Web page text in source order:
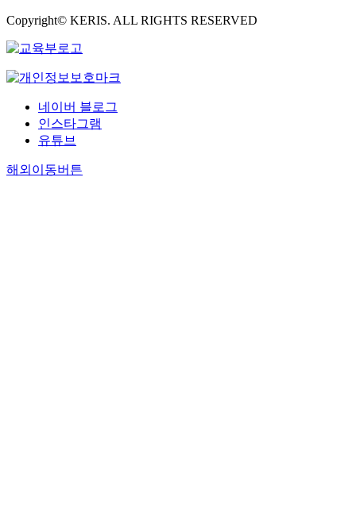
Copyright© KERIS. ALL RIGHTS RESERVED
네이버 블로그
인스타그램
유튜브
해외이동버튼